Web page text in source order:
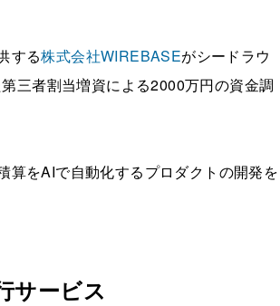
する株式会社WIREBASEがシードラウ
三者割当増資による2000万円の資金調
算をAIで自動化するプロダクトの開発を
サービス